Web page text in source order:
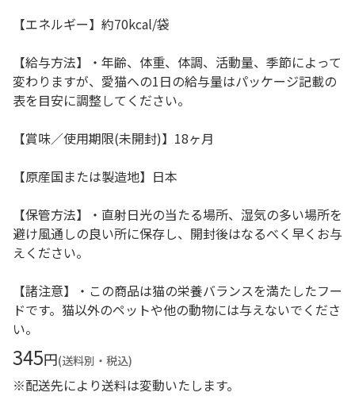
【エネルギー】約70kcal/袋
【給与方法】・年齢、体重、体調、活動量、季節によって
変わりますが、愛猫への1日の給与量はパッケージ記載の
表を目安に調整してください。
【賞味／使用期限(未開封)】18ヶ月
【原産国または製造地】日本
【保管方法】・直射日光の当たる場所、湿気の多い場所を
避け風通しの良い所に保存し、開封後はなるべく早くお与
えください。
【諸注意】・この商品は猫の栄養バランスを満たしたフー
ドです。猫以外のペットや他の動物には与えないでくださ
い。
345円(送料別・税込)
※配送先により送料は変動いたします。